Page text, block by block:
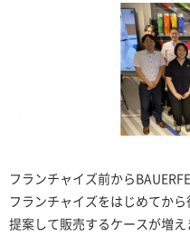
フランチャイズ前から
フランチャイズをはじめてか
提案して販売するケースが増え